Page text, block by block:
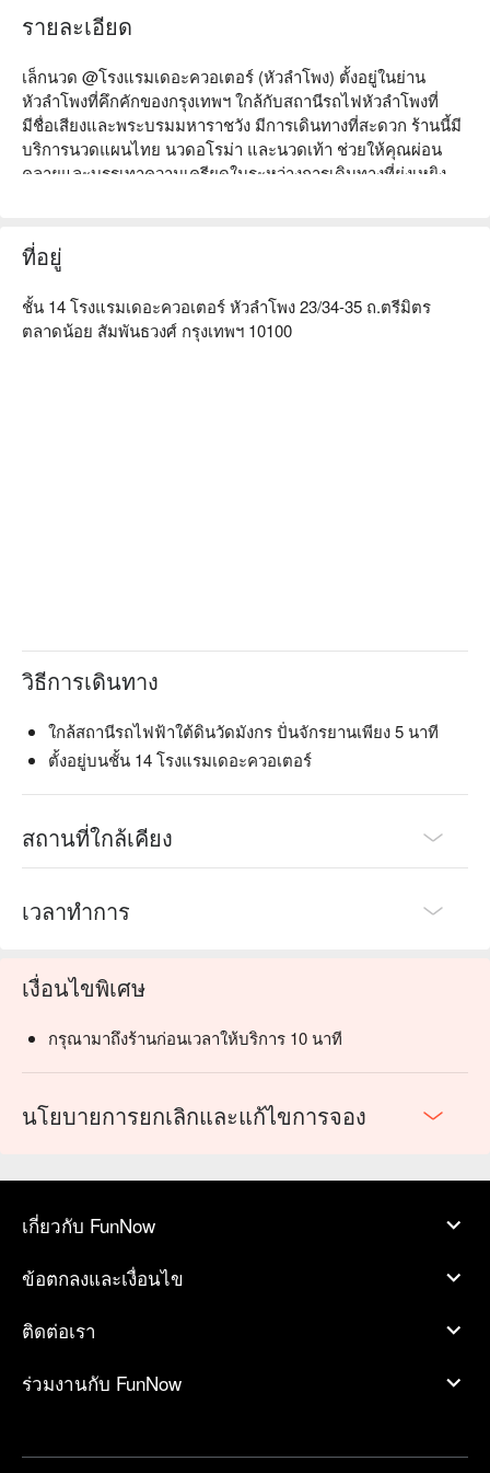
รายละเอียด
เล็กนวด @โรงแรมเดอะควอเตอร์ (หัวลำโพง) ตั้งอยู่ในย่าน
หัวลำโพงที่คึกคักของกรุงเทพฯ ใกล้กับสถานีรถไฟหัวลำโพงที่
มีชื่อเสียงและพระบรมมหาราชวัง มีการเดินทางที่สะดวก ร้านนี้มี
บริการนวดแผนไทย นวดอโรม่า และนวดเท้า ช่วยให้คุณผ่อน
คลายและบรรเทาความเครียดในระหว่างการเดินทางที่ยุ่งเหยิง
ต้องการผ่อนคลาย ไม่ว่าจะเป็นการพักสั้น ๆ หรือการนวดเพื่อการ
ฟื้นฟูระยะยาว เล็กนวดคือทางเลือกที่เหมาะสมของคุณ จองผ่าน
FunNow เพื่อรับส่วนลด!
ที่อยู่
ชั้น 14 โรงแรมเดอะควอเตอร์ หัวลำโพง 23/34-35 ถ.ตรีมิตร
ตลาดน้อย สัมพันธวงศ์ กรุงเทพฯ 10100
วิธีการเดินทาง
ใกล้สถานีรถไฟฟ้าใต้ดินวัดมังกร ปั่นจักรยานเพียง 5 นาที
ตั้งอยู่บนชั้น 14 โรงแรมเดอะควอเตอร์
สถานที่ใกล้เคียง
เวลาทำการ
เงื่อนไขพิเศษ
กรุณามาถึงร้านก่อนเวลาให้บริการ 10 นาที
นโยบายการยกเลิกและแก้ไขการจอง
เกี่ยวกับ FunNow
ข้อตกลงและเงื่อนไข
ติดต่อเรา
ร่วมงานกับ FunNow